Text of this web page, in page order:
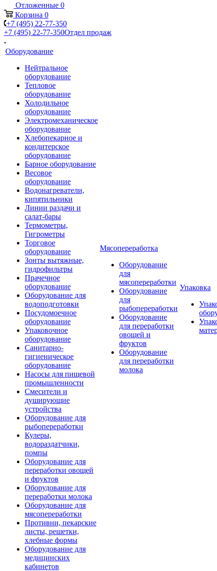
Отложенные 0
Корзина 0
+7 (495) 22-77-350
+7 (495) 22-77-350Отдел продаж
Оборудование
Нейтральное
оборудование
Тепловое
оборудование
Холодильное
оборудование
Электромеханическое
оборудование
Хлебопекарное и
кондитерское
оборудование
Барное оборудование
Весовое
оборудование
Водонагреватели,
кипятильники
Линии раздачи и
салат-бары
Термометры,
Гигрометры
Торговое
оборудование
Зонты вытяжные,
гидрофильтры
Прачечное
оборудование
Оборудование для
водоподготовки
Посудомоечное
оборудование
Упаковочное
оборудование
Санитарно-
гигиеническое
оборудование
Насосы для пищевой
промышленности
Смесители и
душирующие
устройства
Оборудование для
рыбопереработки
Кулеры,
водораздатчики,
помпы
Оборудование для
переработки овощей
и фруктов
Оборудование для
переработки молока
Оборудование для
мясопереработки
Противни, пекарские
листы, решетки,
хлебные формы
Оборудование для
медицинских
кабинетов
Мясопереработка
Оборудование
для
мясопереработки
Оборудование
для
рыбопереработки
Оборудование
для переработки
овощей и
фруктов
Оборудование
для переработки
молока
Упаковка